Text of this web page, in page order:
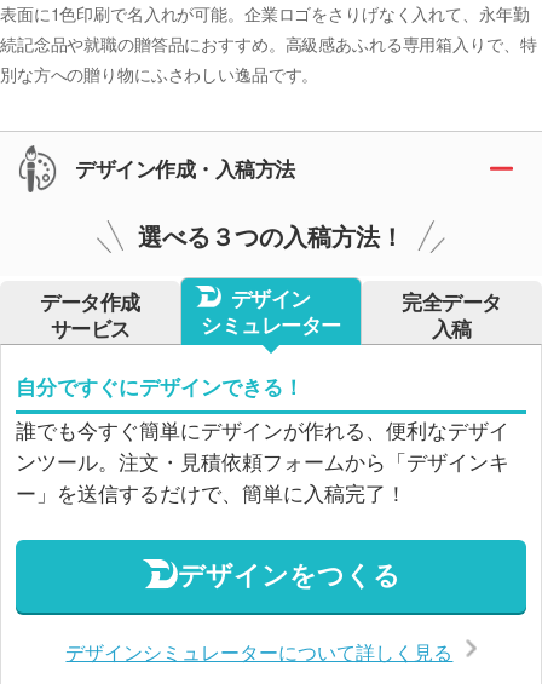
表面に1色印刷で名入れが可能。企業ロゴをさりげなく入れて、永年勤
続記念品や就職の贈答品におすすめ。高級感あふれる専用箱入りで、特
別な方への贈り物にふさわしい逸品です。
デザイン作成・入稿方法
選べる３つの入稿方法！
データ作成
サービス
デザイン
シミュレーター
完全データ
入稿
自分ですぐにデザインできる！
誰でも今すぐ簡単にデザインが作れる、便利なデザイ
ンツール。注文・見積依頼フォームから「デザインキ
ー」を送信するだけで、簡単に入稿完了！
デザインをつくる
デザインシミュレーターについて詳しく見る